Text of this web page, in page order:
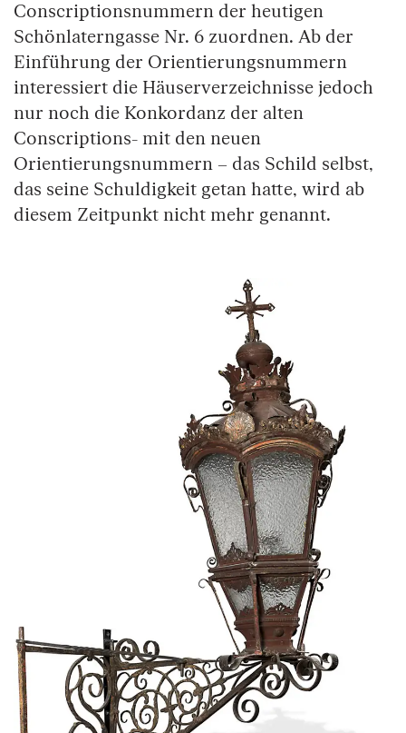
Conscriptionsnummern der heutigen
Schönlaterngasse Nr. 6 zuordnen. Ab der
Einführung der Orientierungsnummern
interessiert die Häuserverzeichnisse jedoch
nur noch die Konkordanz der alten
Conscriptions- mit den neuen
Orientierungsnummern – das Schild selbst,
das seine Schuldigkeit getan hatte, wird ab
diesem Zeitpunkt nicht mehr genannt.